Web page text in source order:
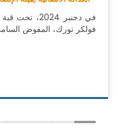
في دجنبر
فولكر تورك، المفوض